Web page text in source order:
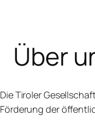
Über
Die Tiroler
Förderung der